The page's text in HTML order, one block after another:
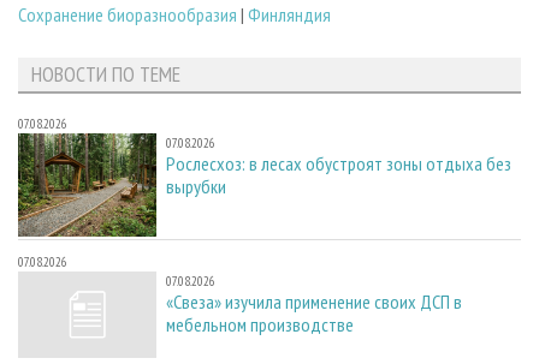
Сохранение биоразнообразия | Финляндия
НОВОСТИ ПО ТЕМЕ
07.08.2026
07.08.2026
Рослесхоз: в лесах обустроят зоны отдыха без
вырубки
07.08.2026
07.08.2026
«Свеза» изучила применение своих ДСП в
мебельном производстве